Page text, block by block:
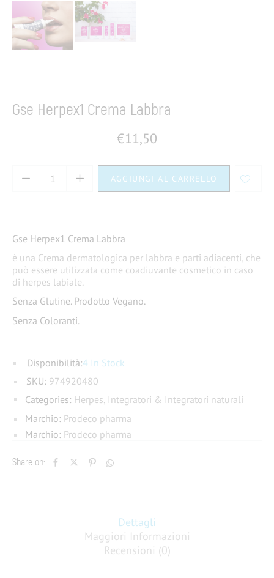
Gse Herpex1 Crema Labbra
€11,50
AGGIUNGI AL CARRELLO
Gse Herpex1 Crema Labbra
è una Crema dermatologica per labbra e parti adiacenti, che
può essere utilizzata come coadiuvante cosmetico in caso
di herpes labiale.
Senza Glutine. Prodotto Vegano.
Senza Coloranti.
Disponibilità:4 In Stock
Share on:
SKU: 974920480
Categories: Herpes Integratori & Integratori naturali
Marchio: Prodeco pharma
Marchio: Prodeco pharma
Dettagli
Maggiori Informazioni
Recensioni (0)